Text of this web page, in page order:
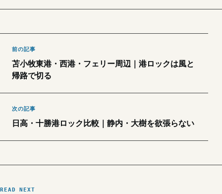
前の記事
苫小牧東港・西港・フェリー周辺｜港ロックは風と
帰路で切る
次の記事
日高・十勝港ロック比較｜静内・大樹を欲張らない
READ NEXT